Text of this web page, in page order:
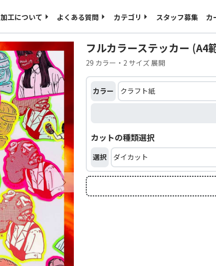
加工について よくある質問 カテゴリ スタッフ募集 カ
特定商取引に基づく表記 プライバシーポリシー
ご入稿用のテンプレート 海外発送について
フルカラーステッカー (A4
29 カラー・2 サイズ 展開
カラー
カットの種類選択
選択